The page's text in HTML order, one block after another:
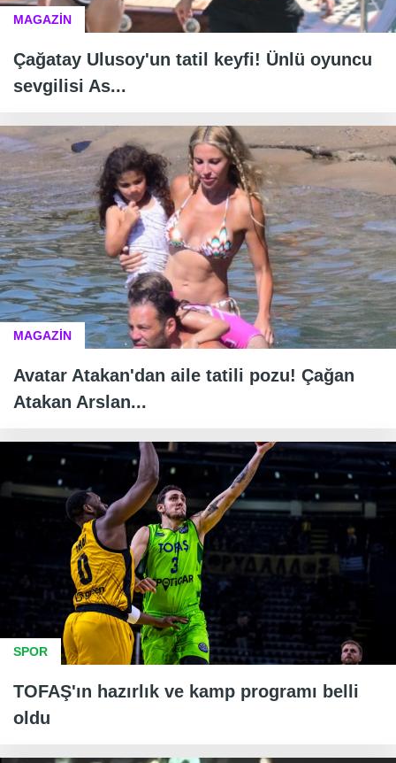
MAGAZİN
Çağatay Ulusoy'un tatil keyfi! Ünlü oyuncu
sevgilisi As...
MAGAZİN
Avatar Atakan'dan aile tatili pozu! Çağan
Atakan Arslan...
SPOR
TOFAŞ'ın hazırlık ve kamp programı belli
oldu